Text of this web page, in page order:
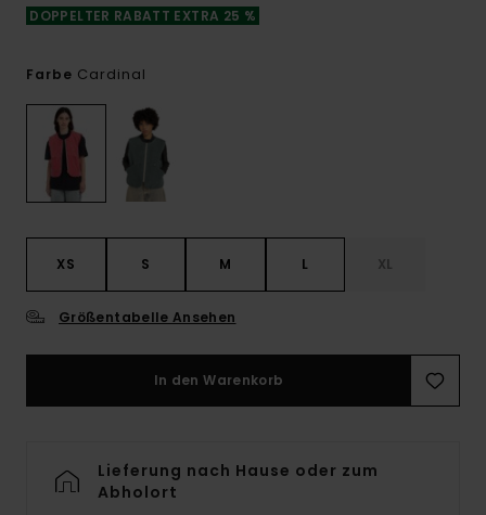
DOPPELTER RABATT EXTRA 25 %
Farbe Cardinal
XS S M L XL
Größentabelle Ansehen
In den Warenkorb
Lieferung nach Hause oder zum
Abholort